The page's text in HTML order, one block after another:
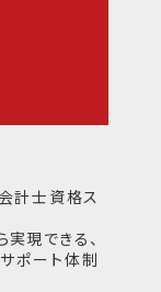
計士資格ス
現できる、
ポート体制